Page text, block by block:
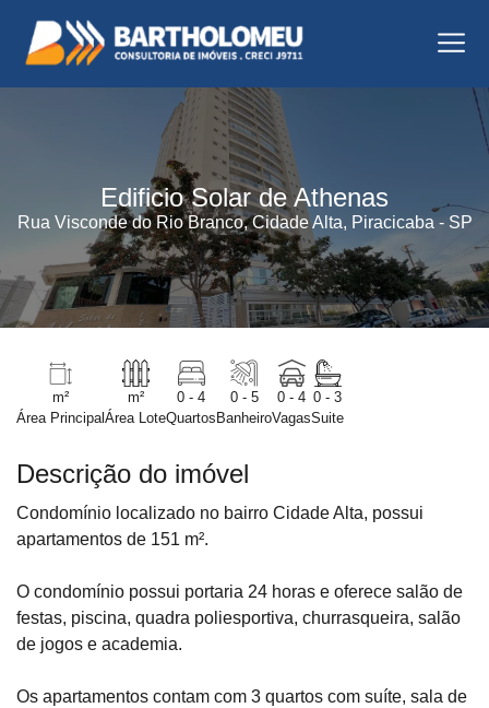
Edificio Solar de Athenas
Rua Visconde do Rio Branco, Cidade Alta, Piracicaba - SP
m²
Área Principal
m²
Área Lote
0 - 4
Quartos
0 - 5
Banheiro
0 - 4
Vagas
0 - 3
Suite
Descrição do imóvel
Condomínio localizado no bairro Cidade Alta, possui
apartamentos de 151 m².
O condomínio possui portaria 24 horas e oferece salão de
festas, piscina, quadra poliesportiva, churrasqueira, salão
de jogos e academia.
Os apartamentos contam com 3 quartos com suíte, sala de